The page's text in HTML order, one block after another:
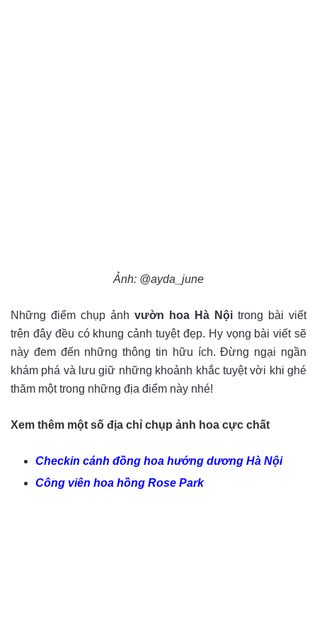
Ảnh: @ayda_june
Những điểm chụp ảnh vườn hoa Hà Nội trong bài viết
trên đây đều có khung cảnh tuyệt đẹp. Hy vọng bài viết sẽ
này đem đến những thông tin hữu ích. Đừng ngại ngần
khám phá và lưu giữ những khoảnh khắc tuyệt vời khi ghé
thăm một trong những địa điểm này nhé!
Xem thêm một số địa chỉ chụp ảnh hoa cực chất
Checkin cánh đồng hoa hướng dương Hà Nội
Công viên hoa hồng Rose Park